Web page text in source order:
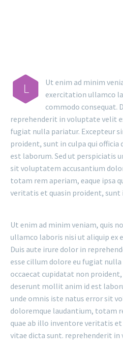
L
Ut enim ad minim
exercitation ullamco
commodo consequat.
reprehenderit in voluptate velit
fugiat nulla pariatur. Excepteur
proident, sunt in culpa qui
est laborum. Sed ut perspiciatis
sit voluptatem accusantium
totam rem aperiam, eaque ipsa
veritatis et quasin proident, sunt
Ut enim ad minim veniam, quis
ullamco laboris nisi ut aliquip ex
Duis aute irure dolor in
esse cillum dolore eu fugiat
occaecat cupidatat non
deserunt mollit anim id est
unde omnis iste natus error sit
doloremque laudantium, totam
quae ab illo inventore veritatis
vitae dicta sunt. reprehenderit in